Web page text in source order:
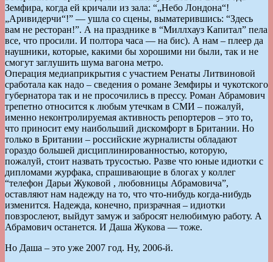
Земфира, когда ей кричали из зала: “„Небо Лондона“!
„Аривидерчи“!” — ушла со сцены, выматерившись: “Здесь
вам не ресторан!”. А на празднике в “Миллхауз Капитал” пела
все, что просили. И полтора часа — на бис). А нам – плеер да
наушники, которые, какими бы хорошими ни были, так и не
смогут заглушить шума вагона метро.
Операция медиаприкрытия с участием Ренаты Литвиновой
сработала как надо – сведения о романе Земфиры и чукотского
губернатора так и не просочились в прессу. Роман Абрамович
трепетно относится к любым утечкам в СМИ – пожалуй,
именно неконтролируемая активность репортеров – это то,
что приносит ему наибольший дискомфорт в Британии. Но
только в Британии – российские журналисты обладают
гораздо большей дисциплинированностью, которую,
пожалуй, стоит назвать трусостью. Разве что юные идиотки с
дипломами журфака, спрашивающие в блогах у коллег
“телефон Дарьи Жуковой , любовницы Абрамовича”,
оставляют нам надежду на то, что что-нибудь когда-нибудь
изменится. Надежда, конечно, призрачная – идиотки
повзрослеют, выйдут замуж и забросят нелюбимую работу. А
Абрамович останется. И Даша Жукова — тоже.
Но Даша – это уже 2007 год. Ну, 2006-й.